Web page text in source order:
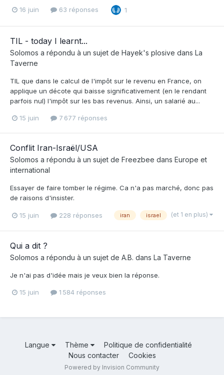
16 juin 63 réponses 1
TIL - today I learnt...
Solomos a répondu à un sujet de Hayek's plosive dans La
Taverne
TIL que dans le calcul de l'impôt sur le revenu en France, on
applique un décote qui baisse significativement (en le rendant
parfois nul) l'impôt sur les bas revenus. Ainsi, un salarié au...
15 juin 7 677 réponses
Conflit Iran-Israël/USA
Solomos a répondu à un sujet de Freezbee dans Europe et
international
Essayer de faire tomber le régime. Ca n'a pas marché, donc pas
de raisons d'insister.
15 juin 228 réponses iran israel (et 1 en plus)
Qui a dit ?
Solomos a répondu à un sujet de A.B. dans La Taverne
Je n'ai pas d'idée mais je veux bien la réponse.
15 juin 1 584 réponses
Langue Thème
Politique de confidentialité
Nous contacter
Cookies
Powered by Invision Community